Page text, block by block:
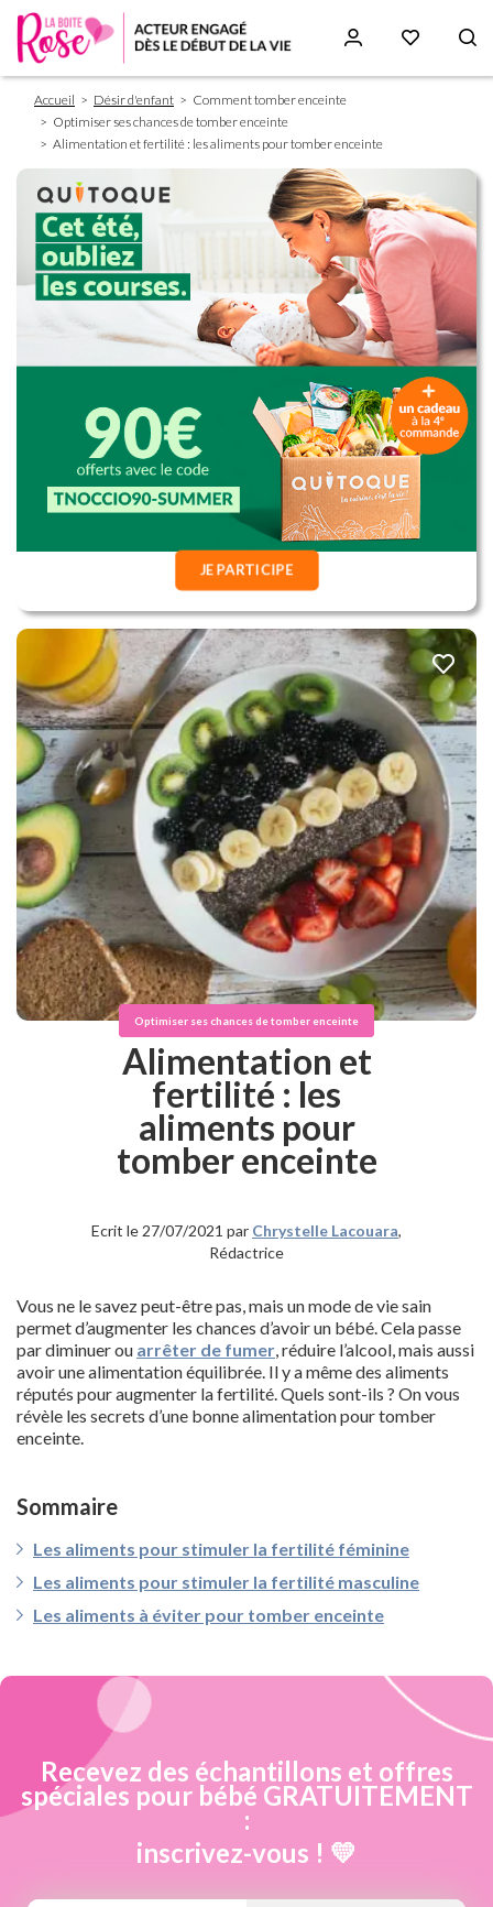
contenu
Fil
d'Ariane
Accueil Désir d'enfant
Comment tomber enceinte
Optimiser ses chances de tomber enceinte
Alimentation et fertilité : les aliments pour tomber enceinte
JE PARTICIPE
Optimiser ses chances de tomber enceinte
Alimentation et
fertilité : les
aliments pour
tomber enceinte
Ecrit le 27/07/2021 par Chrystelle Lacouara,
Rédactrice
Vous ne le savez peut-être pas, mais un mode de vie sain
permet d’augmenter les chances d’avoir un bébé. Cela passe
par diminuer ou arrêter de fumer , réduire l’alcool, mais aussi
avoir une alimentation équilibrée. Il y a même des aliments
réputés pour augmenter la fertilité. Quels sont-ils ? On vous
révèle les secrets d’une bonne alimentation pour tomber
enceinte.
Sommaire
Les aliments pour stimuler la fertilité féminine
Les aliments pour stimuler la fertilité masculine
Les aliments à éviter pour tomber enceinte
Recevez des échantillons et offres
spéciales pour bébé GRATUITEMENT
:
inscrivez-vous ! 💛